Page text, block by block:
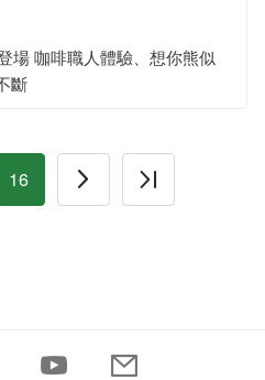
場 咖啡職人體驗、想你熊似
斷
16